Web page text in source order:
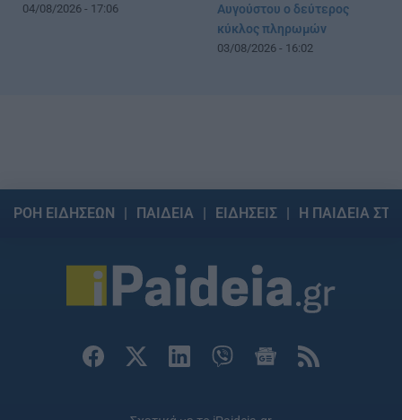
04/08/2026 - 17:06
Αυγούστου ο δεύτερος
κύκλος πληρωμών
03/08/2026 - 16:02
ΡΟΗ ΕΙΔΗΣΕΩΝ ΠΑΙΔΕΙΑ ΕΙΔΗΣΕΙΣ Η ΠΑΙΔΕΙΑ